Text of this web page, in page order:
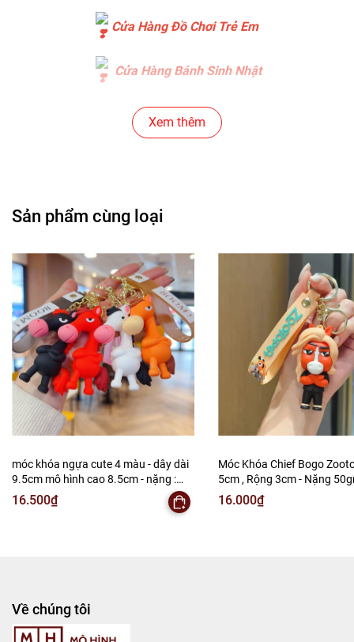
Cửa Hàng Đồ Chơi Trẻ Em
Cửa Hàng Bánh Sinh Nhật
Cửa Hàng Gear , Máy Tính
Cửa Hàng Phụ Kiện Ô Tô ( Sản Phẩm Mô Hình Lắc Đầu
)
---------------------------------------------------------------------
-----------------------
- Mô Hình Giá Xưởng
Tổng kho mô hình
Liên hệ : 096.245.8888 vs 0947.783.771
Bán Buôn , Bán Lẻ Mô Hình
Xem thêm
Sản phẩm cùng loại
móc khóa ngựa cute 4 màu - dây dài
9.5cm mô hình cao 8.5cm - nặng :
50gram - no box - SKU: moc293 -
(Vat: 88223-7)
16.500₫
Móc Khóa Chief Bogo
5cm , Rộng 3cm - Nặng
SKU: moc291e -
16.000₫
Về chúng tôi